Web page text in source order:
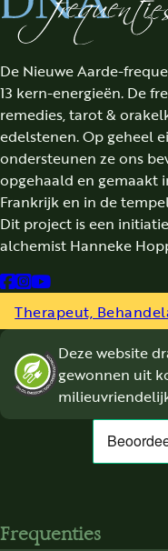
De Nieuwe Aarde-
13 kern-energieën. De
remedies, tarot &
edelstenen. Op geheel
ondersteunen ze ons
opgehaald en gemaakt
Frankrijk en in de
Dit project is een
alchemist Hanneke
Follow us on Facebook
Follow us on Instagram
Follow us on YouTube
Therapeut,
Deze website
gewonnen uit
Frequenties